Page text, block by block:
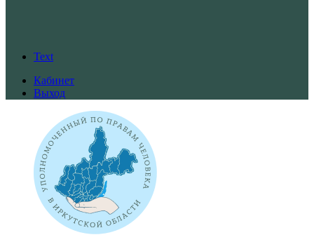
Text
Кабинет
Выход